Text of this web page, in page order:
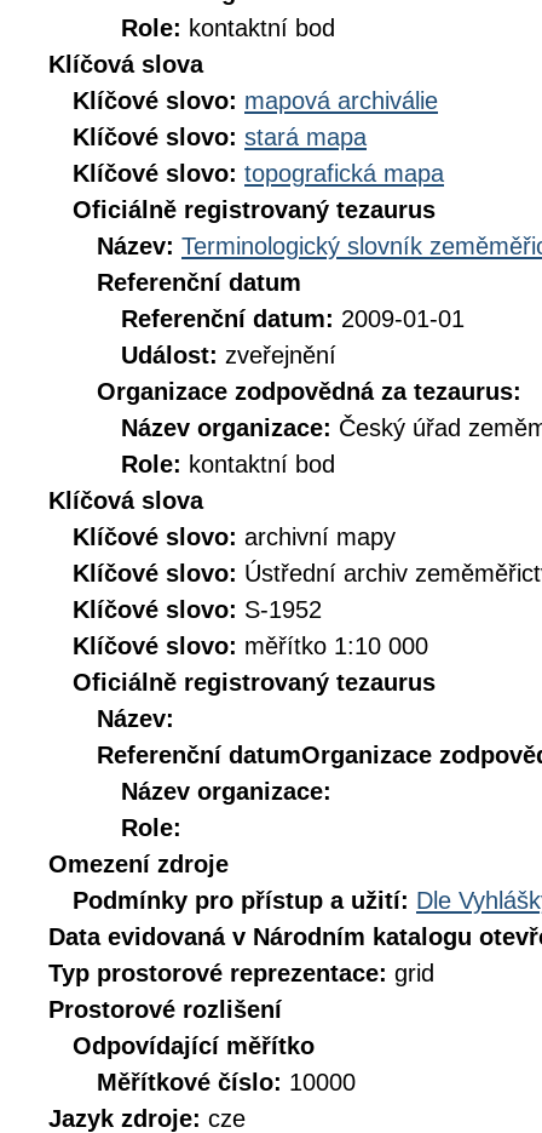
Role: kontaktní bod
Klíčová slova
Klíčové slovo: mapová archiválie
Klíčové slovo: stará mapa
Klíčové slovo: topografická mapa
Oficiálně registrovaný tezaurus
Název: Terminologický slovník
Referenční datum
Referenční datum: 2009-01-01
Událost: zveřejnění
Organizace zodpovědná za tezaurus:
Název organizace: Český úřad
Role: kontaktní bod
Klíčová slova
Klíčové slovo: archivní mapy
Klíčové slovo: Ústřední archiv
Klíčové slovo: S-1952
Klíčové slovo: měřítko 1:10 000
Oficiálně registrovaný tezaurus
Název:
Referenční datumOrganizace
Název organizace:
Role:
Omezení zdroje
Podmínky pro přístup a užití: Dle
Data evidovaná v Národním katalogu
Typ prostorové reprezentace: grid
Prostorové rozlišení
Odpovídající měřítko
Měřítkové číslo: 10000
Jazyk zdroje: cze